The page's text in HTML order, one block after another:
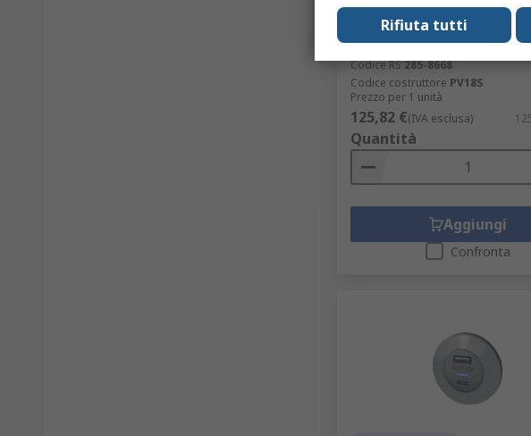
Alfatronix Convertitore c.c./
Vin 17V cc, Vin 17V cc, Vout
18 A Staffa a clip -25 °C 80
Codice RS285-8668
Codice costruttore PV18S
Prezzo per 1 unità
125,82 €(IVA esclusa)
Quantità
Aggiungi
Confronta
Rifiuta tutti